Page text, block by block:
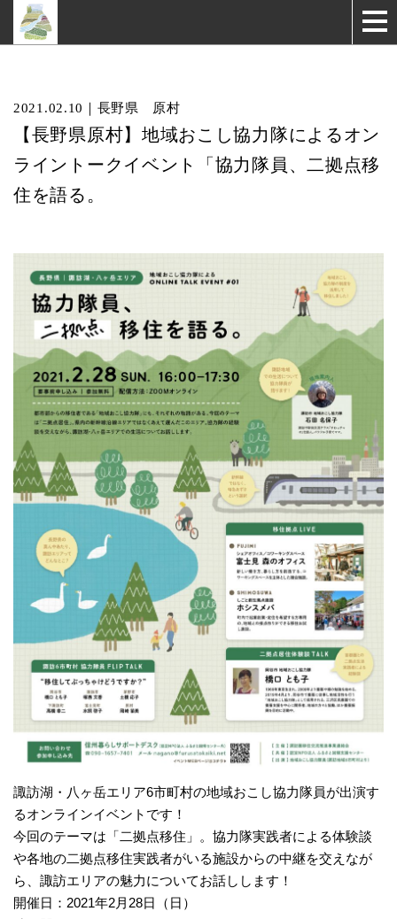
2021.02.10｜長野県 原村
【長野県原村】地域おこし協力隊によるオン
ライントークイベント「協力隊員、二拠点移
住を語る。
諏訪湖・八ヶ岳エリア6市町村の地域おこし協力隊員が出演す
るオンラインイベントです！
今回のテーマは「二拠点移住」。協力隊実践者による体験談
や各地の二拠点移住実践者がいる施設からの中継を交えなが
ら、諏訪エリアの魅力についてお話しします！
開催日：2021年2月28日（日）